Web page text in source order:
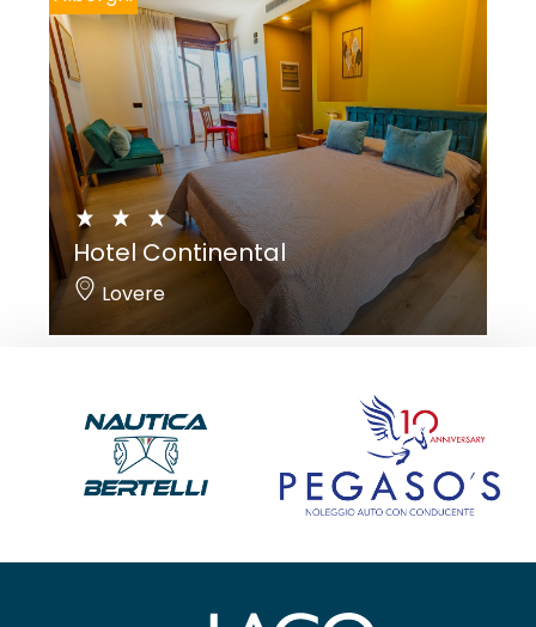
Hotel Continental
Lovere